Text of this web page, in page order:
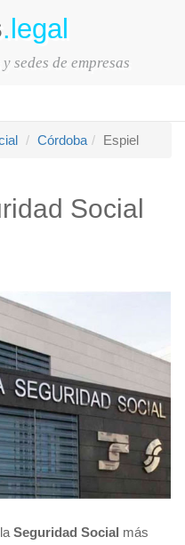
.legal
sedes de empresas
Córdoba Espiel
Social
Seguridad Social más